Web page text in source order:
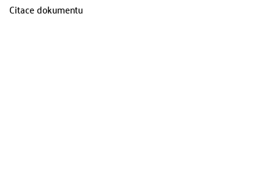
Citace dokumentu